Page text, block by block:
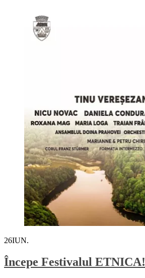
26IUN.
Începe Festivalul ETNICA!